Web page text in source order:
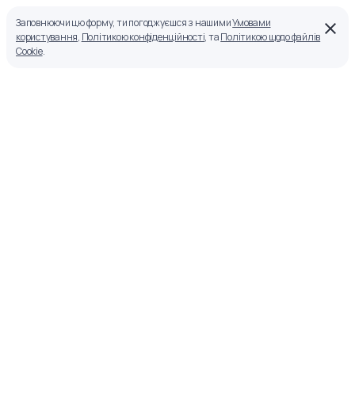
Заповнюючи цю форму, ти погоджуєшся з нашимиУмовами
користування, Політикою конфіденційності, таПолітикою щодо файлів
Cookie.